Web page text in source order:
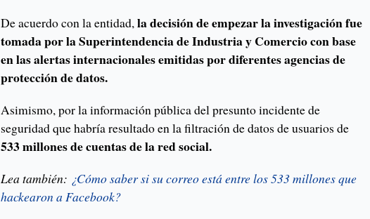
De acuerdo con la entidad,la decisión de empezar la investigación fue
tomada por la Superintendencia de Industria y Comercio con base
en las alertas internacionales emitidas por diferentes agencias de
protección de datos.
Asimismo, por la información pública del presunto incidente de
seguridad que habría resultado en la filtración de datos de usuarios de
533 millones de cuentas de la red social.
Lea también: ¿Cómo saber si su correo está entre los 533 millones que
hackearon a Facebook?